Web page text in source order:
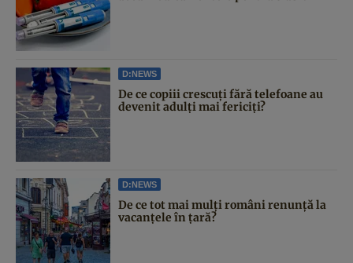
D:NEWS
De ce copiii crescuți fără telefoane au
devenit adulți mai fericiți?
D:NEWS
De ce tot mai mulți români renunță la
vacanțele în țară?